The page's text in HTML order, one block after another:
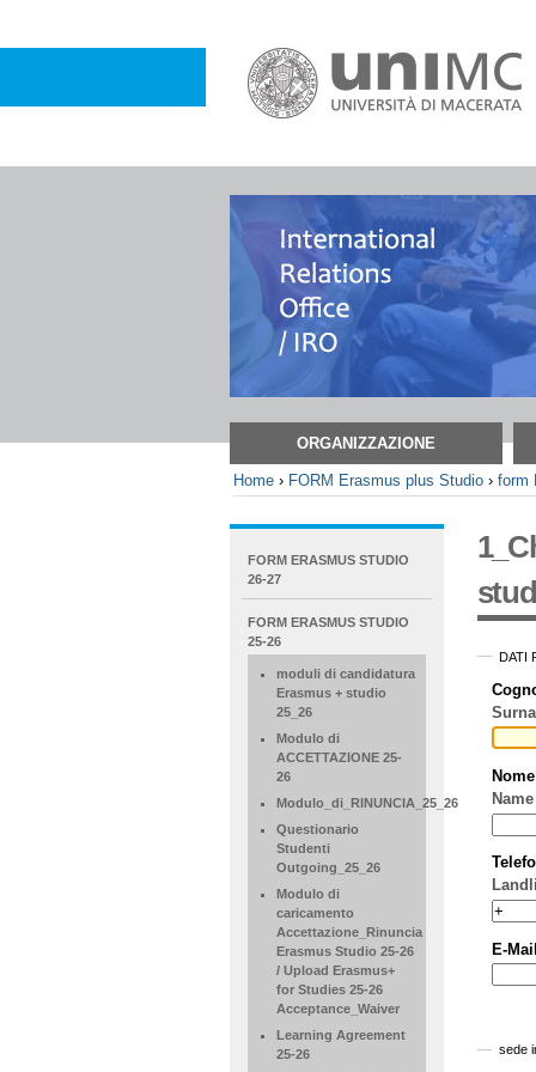
contenuti.
Salta
alla
ORGANIZZAZIONE
Home › FORM Erasmus plus Studio ›form
DATI
Name
E-
sede
EXTENDED
FORM ERASMUS STUDIO
26-27
FORM ERASMUS STUDIO
25-26
moduli di candidatura
Erasmus + studio
25_26
Modulo di
ACCETTAZIONE 25-
26
Modulo_di_RINUNCIA_25_26
Questionario
Studenti
Outgoing_25_26
Modulo di
caricamento
Accettazione_Rinuncia
Erasmus Studio 25-26
/ Upload Erasmus+
for Studies 25-26
Acceptance_Waiver
Learning Agreement
25-26